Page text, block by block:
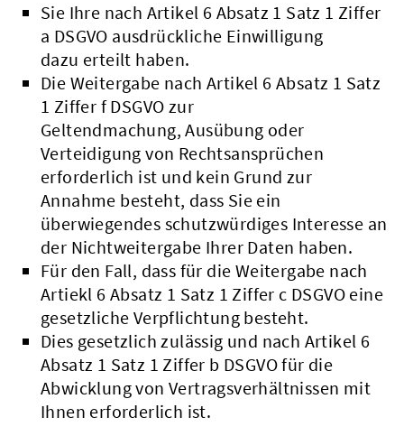
Beteiligungsbericht
Pflichtumtausch
Sie Ihre nach Artikel 6 Absatz 1 Satz 1 Ziffer
a DSGVO ausdrückliche Einwilligung
dazu erteilt haben.
Die Weitergabe nach Artikel 6 Absatz 1 Satz
1 Ziffer f DSGVO zur
Geltendmachung, Ausübung oder
Verteidigung von Rechtsansprüchen
erforderlich ist und kein Grund zur
Annahme besteht, dass Sie ein
überwiegendes schutzwürdiges Interesse an
der Nichtweitergabe Ihrer Daten haben.
Für den Fall, dass für die Weitergabe nach
Artiekl 6 Absatz 1 Satz 1 Ziffer c DSGVO eine
gesetzliche Verpflichtung besteht.
Dies gesetzlich zulässig und nach Artikel 6
Absatz 1 Satz 1 Ziffer b DSGVO für die
Abwicklung von Vertragsverhältnissen mit
Ihnen erforderlich ist.